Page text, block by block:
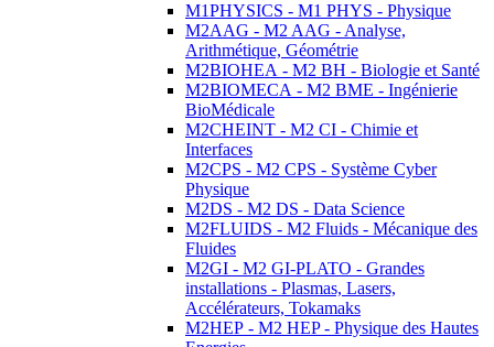
M1PHYSICS - M1 PHYS - Physique
M2AAG - M2 AAG - Analyse,
Arithmétique, Géométrie
M2BIOHEA - M2 BH - Biologie et Santé
M2BIOMECA - M2 BME - Ingénierie
BioMédicale
M2CHEINT - M2 CI - Chimie et
Interfaces
M2CPS - M2 CPS - Système Cyber
Physique
M2DS - M2 DS - Data Science
M2FLUIDS - M2 Fluids - Mécanique des
Fluides
M2GI - M2 GI-PLATO - Grandes
installations - Plasmas, Lasers,
Accélérateurs, Tokamaks
M2HEP - M2 HEP - Physique des Hautes